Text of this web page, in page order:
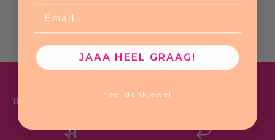
Terug naar Sunny Sunday Recipes
met liefde handgemaakt het perfecte cadeau
Email
JAAA HEEL GRAAG!
nee, dankjewel